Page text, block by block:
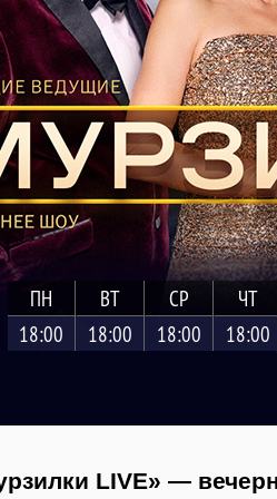
ПН ВТ СР ЧТ
18:00
18:00 18:00 18:00
LIVE» —